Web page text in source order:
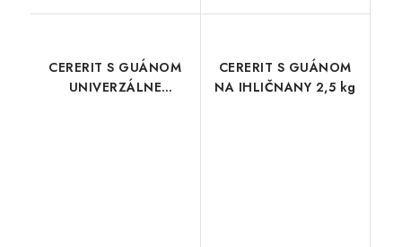
CERERIT S GUÁNOM
UNIVERZÁLNE
CERERIT S GUÁNOM
NA IHLIČNANY 2,5 kg